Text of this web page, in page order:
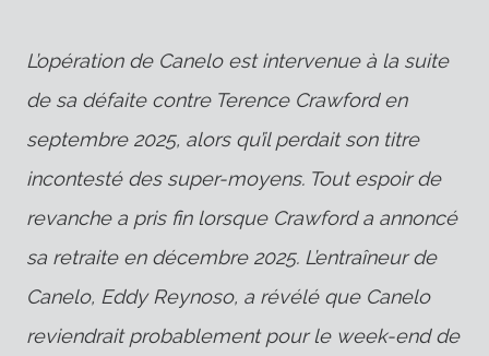
L’opération de Canelo est intervenue à la suite
de sa défaite contre Terence Crawford en
septembre 2025, alors qu’il perdait son titre
incontesté des super-moyens. Tout espoir de
revanche a pris fin lorsque Crawford a annoncé
sa retraite en décembre 2025. L’entraîneur de
Canelo, Eddy Reynoso, a révélé que Canelo
reviendrait probablement pour le week-end de